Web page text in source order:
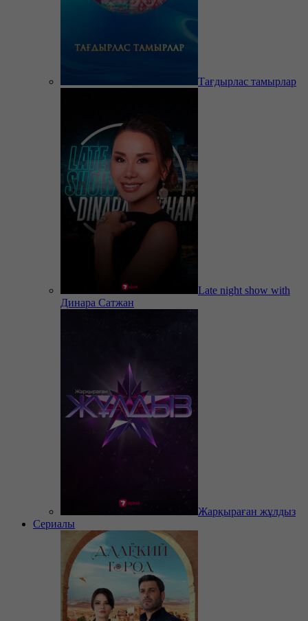
Тағдырлас тамырлар
Late night show with
Динара Сатжан
Жарқыраған жұлдыз
Сериалы